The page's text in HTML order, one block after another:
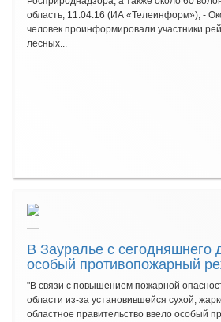
область, 11.04.16 (ИА «Телеинформ»), -
человек проинформировали участники
лесных...
В Зауралье с сегодняшнего
особый противопожарный
"В связи с повышением пожарной
области из-за установившейся сухой,
областное правительство ввело особый